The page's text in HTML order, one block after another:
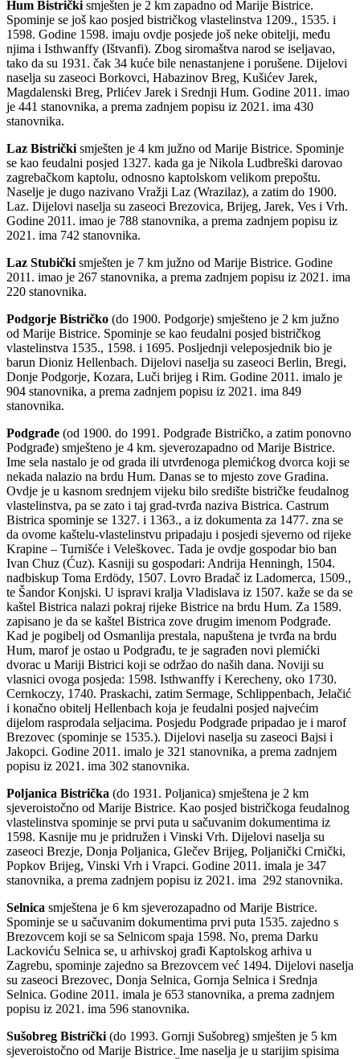
Hum Bistrički smješten je 2 km zapadno od Marije Bistrice.
Spominje se još kao posjed bistričkog vlastelinstva 1209., 1535. i
1598. Godine 1598. imaju ovdje posjede još neke obitelji, među
njima i Isthwanffy (Ištvanfi). Zbog siromaštva narod se iseljavao,
tako da su 1931. čak 34 kuće bile nena­stanjene i porušene. Dijelovi
naselja su zaseoci Borkovci, Habazinov Breg, Kušićev Jarek,
Magdalenski Breg, Prlićev Jarek i Srednji Hum. Godine 2011. imao
je 441 stanovnika, a prema zadnjem popisu iz 2021. ima 430
stanovnika.
Laz Bistrički smješten je 4 km južno od Marije Bistrice. Spominje
se kao feudalni posjed 1327. kada ga je Nikola Ludbreški darovao
zagrebač­kom kaptolu, odnosno kaptolskom velikom prepoštu.
Naselje je dugo nazivano Vražji Laz (Wrazilaz), a zatim do 1900.
Laz. Dijelovi naselja su zaseoci Brezovica, Brijeg, Jarek, Ves i Vrh.
Godine 2011. imao je 788 stanovnika, a prema zadnjem popisu iz
2021. ima 742 stanovnika.
Laz Stubički smješten je 7 km južno od Marije Bistrice. Godine
2011. imao je 267 stanovnika, a prema zadnjem popisu iz 2021. ima
220 stanovnika.
Podgorje Bistričko (do 1900. Podgorje) smješteno je 2 km južno
od Marije Bistrice. Spominje se kao feudalni posjed bistričkog
vlastelinstva 1535., 1598. i 1695. Posljednji veleposjednik bio je
barun Dioniz Hellenba­ch. Dijelovi nase­lja su zaseoci Berlin, Bregi,
Donje Podgorje, Kozara, Luči brijeg i Rim. Godine 2011. imalo je
904 stanovnika, a prema zadnjem popisu iz 2021. ima 849
stanovnika.
Podgrađe (od 1900. do 1991. Podgrađe Bistričko, a zatim ponovno
Podgrađe) smješteno je 4 km. sjeverozapadno od Marije Bistrice.
Ime sela nastalo je od grada ili utvrđenoga plemićkog dvorca koji se
nekada nalazio na brdu Hum. Danas se to mjesto zove Gradina.
Ovdje je u kasnom sred­njem vijeku bilo središte bistričke feudalnog
vlastelinstva, pa se zato i taj grad-tvrđa naziva Bistrica. Castrum
Bistrica spominje se 1327. i 1363., a iz dokumenta za 1477. zna se
da ovome kaštelu-vlastelinstvu pripadaju i po­sjedi sjeverno od rijeke
Krapine – Turnišće i Veleškovec. Tada je ovdje gos­podar bio ban
Ivan Chuz (Ćuz). Kasniji su gospodari: Andrija Henningh, 1504.
nadbiskup Toma Erdödy, 1507. Lovro Bradač iz Ladomerca, 1509.,
te Šandor Konjski. U ispravi kralja Vladislava iz 1507. kaže se da se
kaštel Bi­strica nalazi pokraj rijeke Bistrice na brdu Hum. Za 1589.
zapisano je da se kaštel Bistrica zove drugim imenom Podgrađe.
Kad je pogibelj od Osman­lija prestala, napuštena je tvrđa na brdu
Hum, marof je ostao u Podgrađu, te je sagrađen novi plemićki
dvorac u Mariji Bistrici koji se održao do naših dana. Noviji su
vlasnici ovoga posjeda: 1598. Isthwanffy i Kerecheny, oko 1730.
Cernkoczy, 1740. Praskachi, zatim Sermage, Schlippenbach, Jelačić
i konačno obitelj Hellenbach koja je feudalni posjed najvećim
dijelom ra­sprodala seljacima. Posjedu Podgrađe pripadao je i marof
Brezovec (spo­minje se 1535.). Dijelovi naselja su zaseoci Bajsi i
Jakopci. Godine 2011. imalo je 321 stanovnika, a prema zadnjem
popisu iz 2021. ima 302 stanovnika.
Poljanica Bistrička (do 1931. Poljanica) smještena je 2 km
sjeveroi­stočno od Marije Bistrice. Kao posjed bistričkoga feudalnog
vlastelinstva spominje se prvi puta u sačuvanim dokumentima iz
1598. Kasnije mu je pridružen i Vinski Vrh. Dijelovi naselja su
zaseoci Brezje, Donja Poljanica, Glečev Brijeg, Poljanički Crnički,
Popkov Brijeg, Vinski Vrh i Vrapci. Godine 2011. imala je 347
stanovnika, a prema zadnjem popisu iz 2021. ima 292 stanovnika.
Selnica smještena je 6 km sjeverozapadno od Marije Bistrice.
Spominje se u sačuvanim dokumentima prvi puta 1535. zajedno s
Brezovcem koji se sa Selnicom spaja 1598. No, prema Darku
Lackoviću Selnica se, u arhivskoj građi Kaptolskog arhiva u
Zagrebu, spominje zajedno sa Brezovcem već 1494. Dijelovi naselja
su zaseoci Brezovec, Donja Selnica, Gornja Selnica i Srednja
Selnica. Godine 2011. imala je 653 stanovnika, a prema zadnjem
popisu iz 2021. ima 596 stanovnika.
Sušobreg Bistrički (do 1993. Gornji Sušobreg) smješten je 5 km
sje­veroistočno od Marije Bistrice. Ime naselja je u starijim spisima